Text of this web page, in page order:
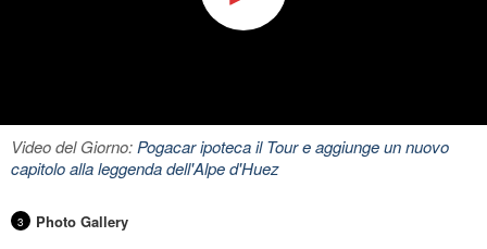
Video del Giorno:Pogacar ipoteca il Tour e aggiunge un nuovo
capitolo alla leggenda dell'Alpe d'Huez
3 Photo Gallery